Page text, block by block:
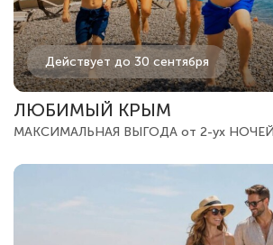
Действует до 30 сентября
ЛЮБИМЫЙ КРЫМ
МАКСИМАЛЬНАЯ ВЫГОДА от 2-ух